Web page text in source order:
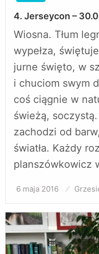
4. Jerseycon –
Wiosna. Tłum
wypełza,
jurne święto, w
i chuciom swym
coś ciągnie w
świeżą, soczystą.
zachodzi od
światła. Każdy
planszówkowicz
Opublikowane
6 maja 2016